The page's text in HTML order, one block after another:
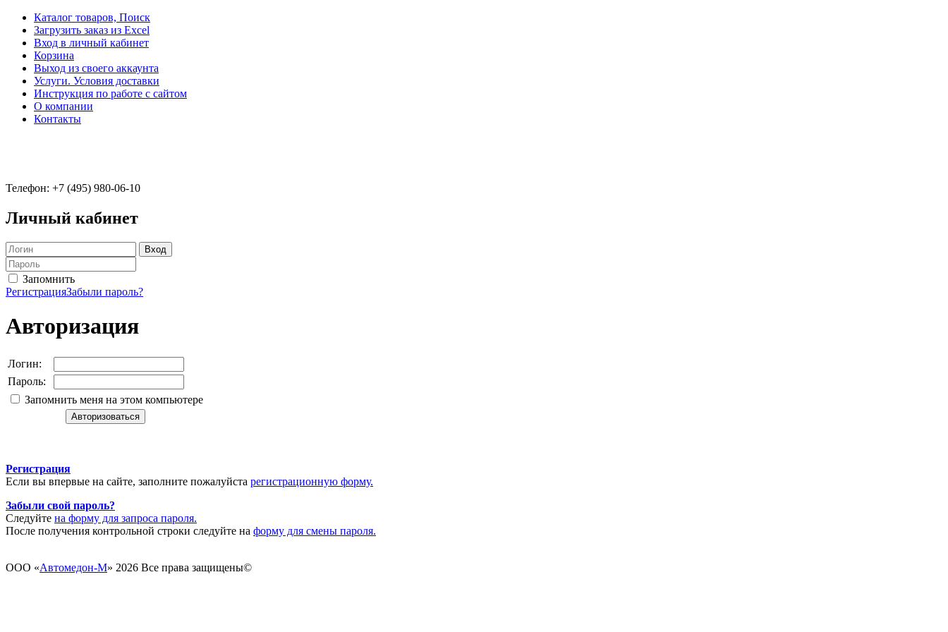
Каталог товаров, Поиск
Загрузить заказ из Excel
Вход в личный кабинет
Корзина
Выход из своего аккаунта
Услуги. Условия доставки
Инструкция по работе с сайтом
О компании
Контакты
Телефон: +7 (495) 980-06-10
Личный кабинет
Запомнить
РегистрацияЗабыли пароль?
Авторизация
Логин:
Пароль:
Запомнить меня на этом компьютере
Регистрация
Если вы впервые на сайте, заполните пожалуйста регистрационную форму.
Забыли свой пароль?
Следуйте на форму для запроса пароля.
После получения контрольной строки следуйте на форму для смены пароля.
ООО «Автомедон-М» 2026 Все права защищены­­©